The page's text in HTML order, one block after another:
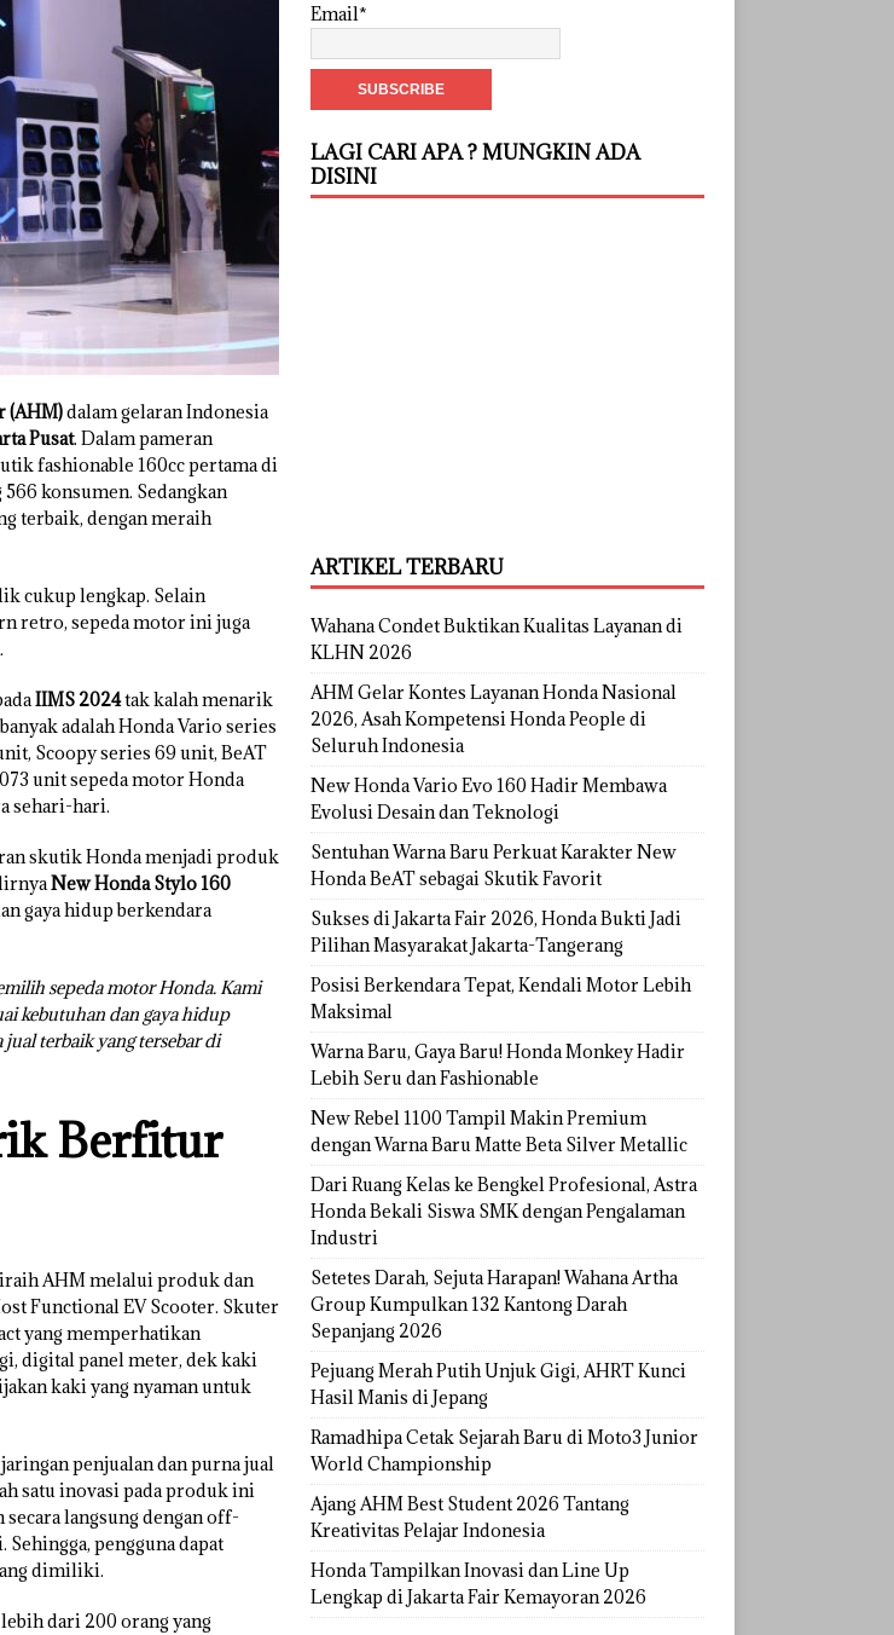
(AHM)dalam gelaran Indonesia
Pusat. Dalam pameran
fashionable 160cc pertama di
konsumen. Sedangkan
terbaik, dengan meraih
cukup lengkap. Selain
retro, sepeda motor ini juga
IIMS 2024tak kalah menarik
adalah Honda Vario series
Scoopy series 69 unit, BeAT
unit sepeda motor Honda
sehari-hari.
skutik Honda menjadi produk
New Honda Stylo 160
gaya hidup berkendara
sepeda motor Honda. Kami
kebutuhan dan gaya hidup
terbaik yang tersebar di
Berfitur
AHM melalui produk dan
Functional EV Scooter. Skuter
yang memperhatikan
digital panel meter, dek kaki
kaki yang nyaman untuk
penjualan dan purna jual
satu inovasi pada produk ini
langsung dengan off-
pengguna dapat
dimiliki.
dari 200 orang yang
Email*
LAGI CARI APA ? MUNGKIN ADA
DISINI
ARTIKEL TERBARU
Wahana Condet Buktikan Kualitas Layanan di
KLHN 2026
AHM Gelar Kontes Layanan Honda Nasional
2026, Asah Kompetensi Honda People di
Seluruh Indonesia
New Honda Vario Evo 160 Hadir Membawa
Evolusi Desain dan Teknologi
Sentuhan Warna Baru Perkuat Karakter New
Honda BeAT sebagai Skutik Favorit
Sukses di Jakarta Fair 2026, Honda Bukti Jadi
Pilihan Masyarakat Jakarta-Tangerang
Posisi Berkendara Tepat, Kendali Motor Lebih
Maksimal
Warna Baru, Gaya Baru! Honda Monkey Hadir
Lebih Seru dan Fashionable
New Rebel 1100 Tampil Makin Premium
dengan Warna Baru Matte Beta Silver Metallic
Dari Ruang Kelas ke Bengkel Profesional, Astra
Honda Bekali Siswa SMK dengan Pengalaman
Industri
Setetes Darah, Sejuta Harapan! Wahana Artha
Group Kumpulkan 132 Kantong Darah
Sepanjang 2026
Pejuang Merah Putih Unjuk Gigi, AHRT Kunci
Hasil Manis di Jepang
Ramadhipa Cetak Sejarah Baru di Moto3 Junior
World Championship
Ajang AHM Best Student 2026 Tantang
Kreativitas Pelajar Indonesia
Honda Tampilkan Inovasi dan Line Up
Lengkap di Jakarta Fair Kemayoran 2026